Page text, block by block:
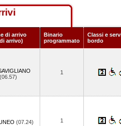
di arrivo
arrivo)
Binario
programmato
Classi e
bordo
(06.57)
1
(07.24) 1